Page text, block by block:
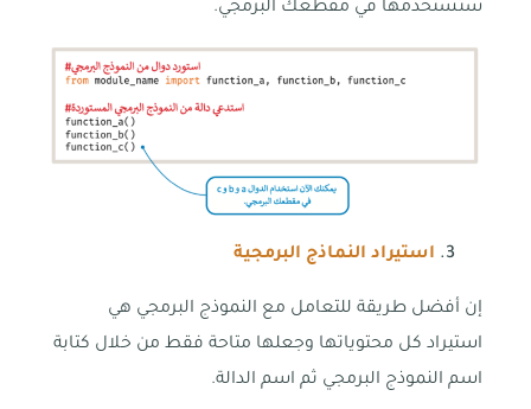
ستستخدمها في مقطعك البرمجي.
استيراد النماذج البرمجية
إن أفضل طريقة للتعامل مع النموذج البرمجي هي
استيراد كل محتوياتها وجعلها متاحة فقط من خلال كتابة
اسم النموذج البرمجي ثم اسم الدالة.